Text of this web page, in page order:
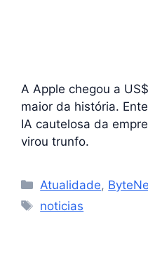
A Apple chegou a
maior da história.
IA cautelosa da
virou trunfo.
Categorias
Atualidade,
Tags
noticias